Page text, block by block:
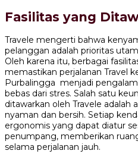
Fasilitas yang
Travele mengerti bahwa
pelanggan adalah prioritas
Oleh karena itu, berbagai
memastikan perjalanan Travel
Purbalingga menjadi
bebas dari stres. Salah satu
ditawarkan oleh Travele adalah
nyaman dan bersih. Setiap
ergonomis yang dapat diatur
penumpang, memberikan
selama perjalanan jauh.